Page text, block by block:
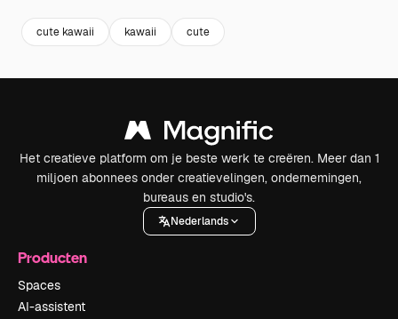
cute kawaii kawaii cute
Het creatieve platform om je beste werk te creëren. Meer dan 1
miljoen abonnees onder creatievelingen, ondernemingen,
bureaus en studio's.
Nederlands
Producten
Spaces
AI-assistent